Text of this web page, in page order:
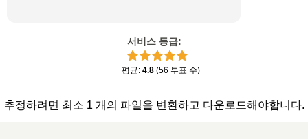
서비스 등급:
평균: 4.8 (56 투표 수)
추정하려면 최소 1 개의 파일을 변환하고 다운로드해야합니다.